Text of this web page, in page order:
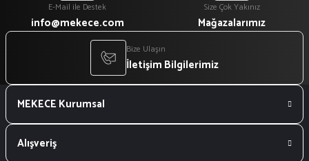
E-Mail ile Destek
info@mekece.com
Size Çok Yakınız
Mağazalarımız
Bize Ulaşın
İletişim Bilgilerimiz
MEKECE Kurumsal
Alışveriş